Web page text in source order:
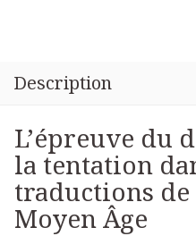
Description
L’épreuve du
la tentation
traductions de
Moyen Âge